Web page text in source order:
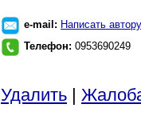
e-mail: Написать автору
Телефон: 0953690249
Удалить |